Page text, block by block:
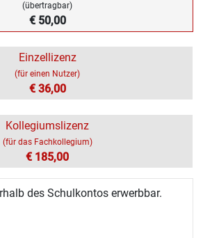
(übertragbar)
€ 50,00
Einzellizenz
(für einen Nutzer)
€ 36,00
Kollegiumslizenz
(für das Fachkollegium)
€ 185,00
des Schulkontos erwerbbar.